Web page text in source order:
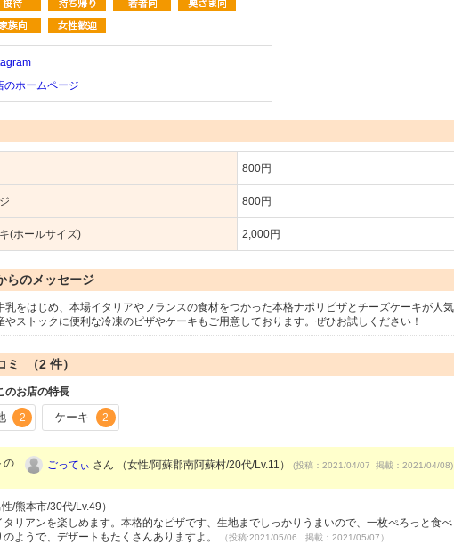
のホームページ
800円
800円
(ホールサイズ) 2,000円
らのメッセージ
乳をはじめ、本場イタリアやフランスの食材をつかった本格ナポリピザとチーズケーキが人
やストックに便利な冷凍のピザやケーキもご用意しております。ぜひお試しください！
ミ （2 件）
のお店の特長
2 ケーキ 2
の
ごってぃ さん （女性/阿蘇郡南阿蘇村/20代/Lv.11） (投稿：2021/04/07 掲載：2021/04/08)
/熊本市/30代/Lv.49）
タリアンを楽しめます。本格的なピザです、生地までしっかりうまいので、一枚ぺろっと食
ようで、デザートもたくさんありますよ。
（投稿:2021/05/06 掲載：2021/05/07）